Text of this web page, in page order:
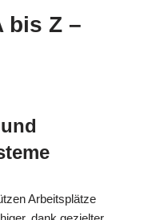
bis Z –
Arbeitsplätze